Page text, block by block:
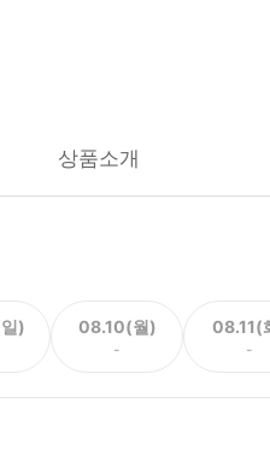
상품소개
) 08.10(월)
-
08.11(
-